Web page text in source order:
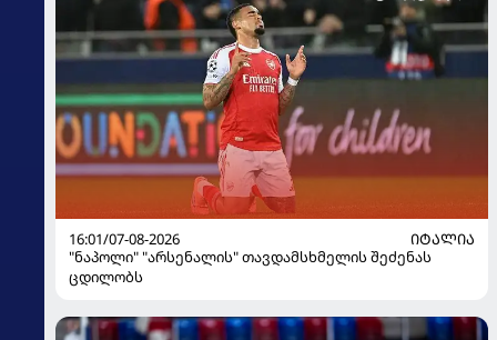
16:01/07-08-2026
ᲘᲢᲐᲚᲘᲐ
"ნაპოლი" "არსენალის" თავდამსხმელის შეძენას
ცდილობს